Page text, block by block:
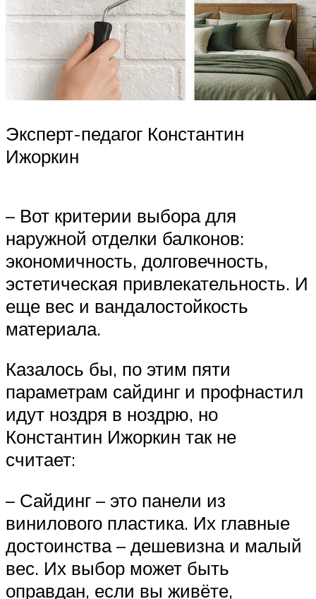
Эксперт-педагог Константин
Ижоркин
– Вот критерии выбора для
наружной отделки балконов:
экономичность, долговечность,
эстетическая привлекательность. И
еще вес и вандалостойкость
материала.
Казалось бы, по этим пяти
параметрам сайдинг и профнастил
идут ноздря в ноздрю, но
Константин Ижоркин так не
считает:
– Сайдинг – это панели из
винилового пластика. Их главные
достоинства – дешевизна и малый
вес. Их выбор может быть
оправдан, если вы живёте,